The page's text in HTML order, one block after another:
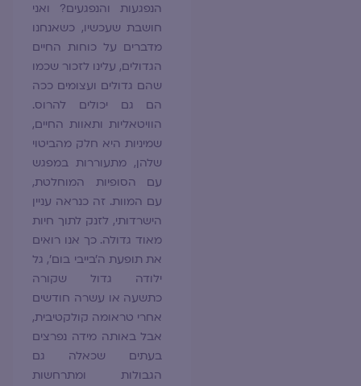
הנפגעות והנפגעים? ואני
חושבת שעכשיו, כשאנחנו
מדברים על כוחות החיים
הגדולים, עלינו לזכור שכמו
שהם גדולים ועצומים ככה
הם גם יכולים להרוס.
הוויטאליות ותאוות החיים,
שמיניות היא חלק מהביטוי
שלהן, מתעוררות במפגש
עם הסופיות המוחלטת,
עם המוות. זה כנראה עניין
הישרדותי, לזנק לתוך חיות
מאוד גדולה. כך אנו רואים
את תופעת ה'בייבי בום', גל
ילודה גדול שקורה
כתשעה או עשרה חודשים
אחרי טראומה קולקטיבית,
אבל באותה מידה נפרצים
בעתים שכאלה גם
הגבולות ומתרחשות